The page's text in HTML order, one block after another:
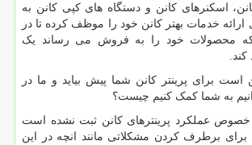
اسکنرهای کانن و دستگاه های کپی کانن به
خدمات بهتر کانن خود را موظف کرده تا در
محصولات خود را به فروش می رساند یک
برای پرینتر کانن شما پیش بیاید و ما در
به شما کمک کنیم چیست؟
عملکرد پرینترهای کانن ثبت نشده است
برطرف کردن مشکلاتی مانند انچه در این